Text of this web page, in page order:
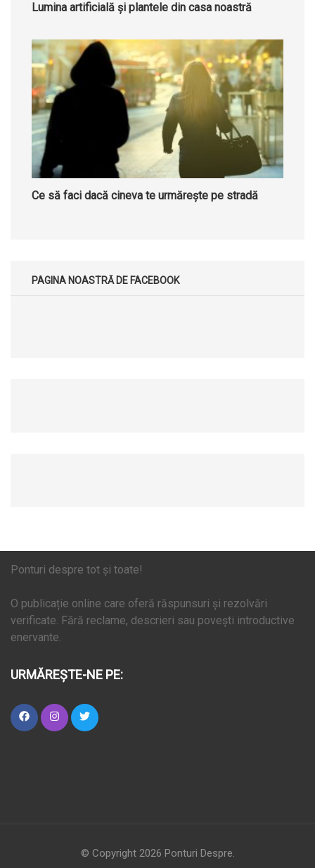
Lumina artificială și plantele din casa noastră
Ce să faci dacă cineva te urmărește pe stradă
PAGINA NOASTRĂ DE FACEBOOK
Ponturi despre tot și toate!
O publicație online care oferă răspunsuri și rezolvări
verificate. Fără reclame, descrieri sau povești introductive
enervante.
URMĂREȘTE-NE PE:
© Copyright 2026 Ponturi Despre